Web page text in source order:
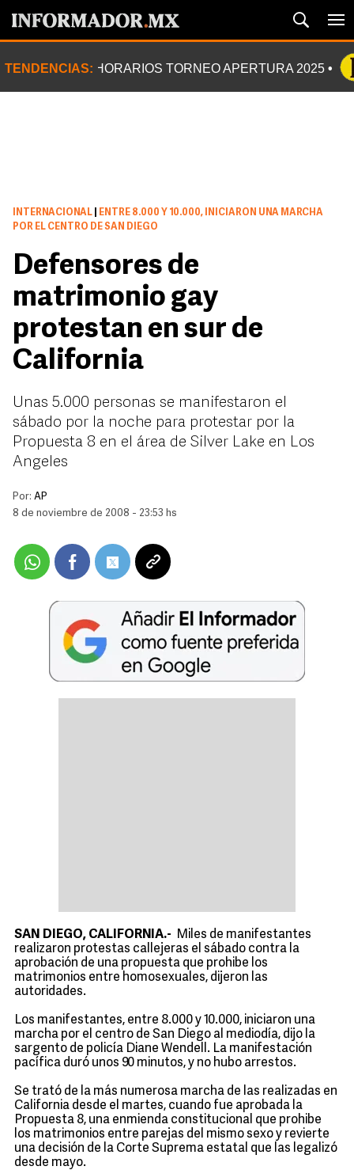
TENDENCIAS: HORARIOS TORNEO APERTURA 2025
INTERNACIONAL
ENTRE 8.000 Y 10.000, INICIARON UNA MARCHA
POR EL CENTRO DE SAN DIEGO
Defensores de
matrimonio gay
protestan en sur de
California
Unas 5.000 personas se manifestaron el
sábado por la noche para protestar por la
Propuesta 8 en el área de Silver Lake en Los
Angeles
Por: AP
8 de noviembre de 2008 - 23:53 hs
SAN DIEGO, CALIFORNIA.- Miles de manifestantes
realizaron protestas callejeras el sábado contra la
aprobación de una propuesta que prohibe los
matrimonios entre homosexuales, dijeron las
autoridades.
Los manifestantes, entre 8.000 y 10.000, iniciaron una
marcha por el centro de San Diego al mediodía, dijo la
sargento de policía Diane Wendell. La manifestación
pacífica duró unos 90 minutos, y no hubo arrestos.
Se trató de la más numerosa marcha de las realizadas en
California desde el martes, cuando fue aprobada la
Propuesta 8, una enmienda constitucional que prohibe
los matrimonios entre parejas del mismo sexo y revierte
una decisión de la Corte Suprema estatal que las legalizó
desde mayo.